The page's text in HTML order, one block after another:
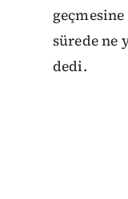
sürede ne
dedi.